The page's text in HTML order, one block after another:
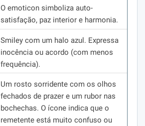
O emoticon simboliza auto-
satisfação, paz interior e harmonia.
Smiley com um halo azul. Expressa
inocência ou acordo (com menos
frequência).
Um rosto sorridente com os olhos
fechados de prazer e um rubor nas
bochechas. O ícone indica que o
remetente está muito confuso ou